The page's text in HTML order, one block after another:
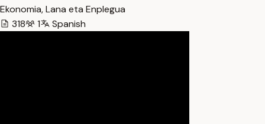
Ekonomia, Lana eta Enplegua
318
1 Spanish